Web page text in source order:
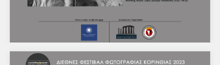
Έκθεση φωτογραφίας του Γιάννη